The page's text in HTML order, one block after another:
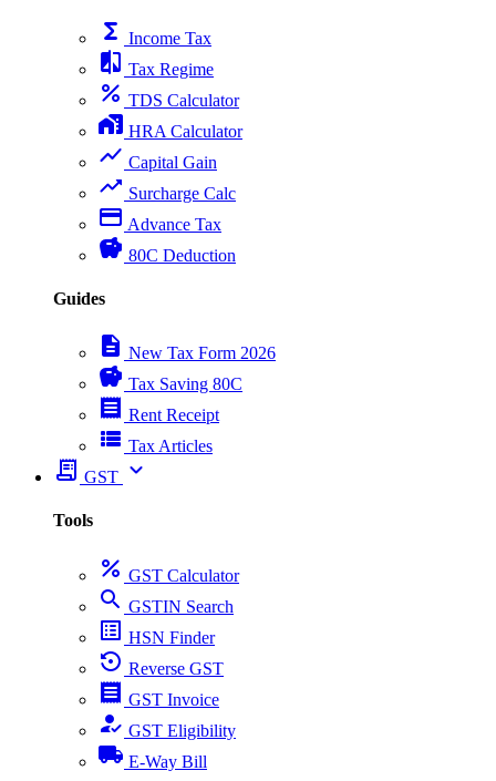
functions Income Tax
compare Tax Regime
percent TDS Calculator
home_work HRA Calculator
show_chart Capital Gain
trending_up Surcharge Calc
payment Advance Tax
savings 80C Deduction
Guides
description New Tax Form 2026
savings Tax Saving 80C
receipt Rent Receipt
view_list Tax Articles
receipt_long GST expand_more
Tools
percent GST Calculator
search GSTIN Search
list_alt HSN Finder
settings_backup_restore Reverse GST
receipt GST Invoice
how_to_reg GST Eligibility
local_shipping E-Way Bill